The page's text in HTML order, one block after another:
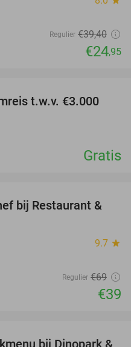
Regulier €39,40
€24,95
t.w.v. €3.000
Gratis
43%
bij Restaurant &
9.7 star
Regulier €69
€39
bij Dinopark &